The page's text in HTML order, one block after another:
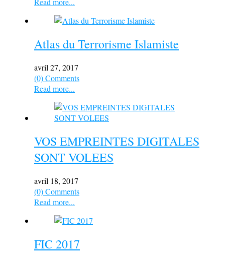
Atlas du Terrorisme Islamiste
avril 27, 2017
(0) Comments
Read more...
VOS EMPREINTES DIGITALES
SONT VOLEES
avril 18, 2017
(0) Comments
Read more...
FIC 2017